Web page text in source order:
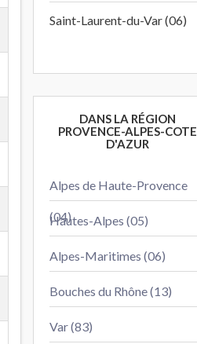
Saint-Laurent-du-Var (06)
DANS LA RÉGION
PROVENCE-ALPES-COTE
D'AZUR
Alpes de Haute-Provence
(04)
Hautes-Alpes (05)
Alpes-Maritimes (06)
Bouches du Rhône (13)
Var (83)